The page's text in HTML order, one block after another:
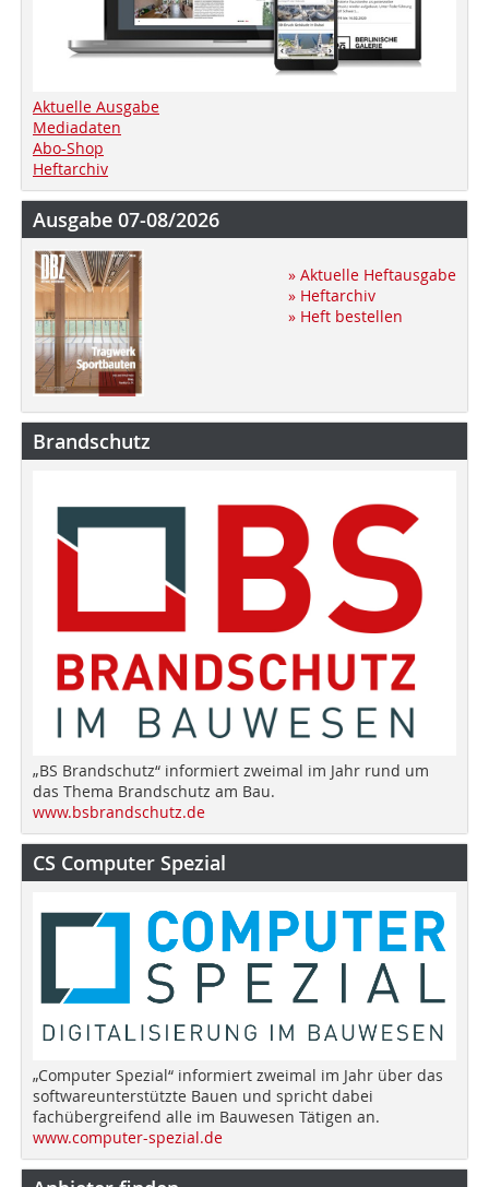
Aktuelle Ausgabe
Mediadaten
Abo-Shop
Heftarchiv
Ausgabe 07-08/2026
» Aktuelle Heftausgabe
» Heftarchiv
» Heft bestellen
Brandschutz
„BS Brandschutz“ informiert zweimal im Jahr rund um
das Thema Brandschutz am Bau.
www.bsbrandschutz.de
CS Computer Spezial
„Computer Spezial“ informiert zweimal im Jahr über das
softwareunterstützte Bauen und spricht dabei
fachübergreifend alle im Bauwesen Tätigen an.
www.computer-spezial.de